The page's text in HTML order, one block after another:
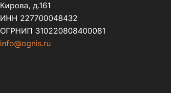
Кирова, д.161
ИНН 227700048432
ОГРНИП 310220808400081
info@ognis.ru